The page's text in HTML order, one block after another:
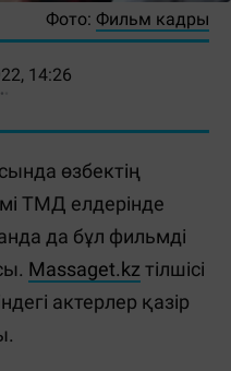
Фото: Фильм кадры
14:26
өзбектің
ТМД елдерінде
да бұл фильмді
Massaget.kz тілшісі
актерлер қазір